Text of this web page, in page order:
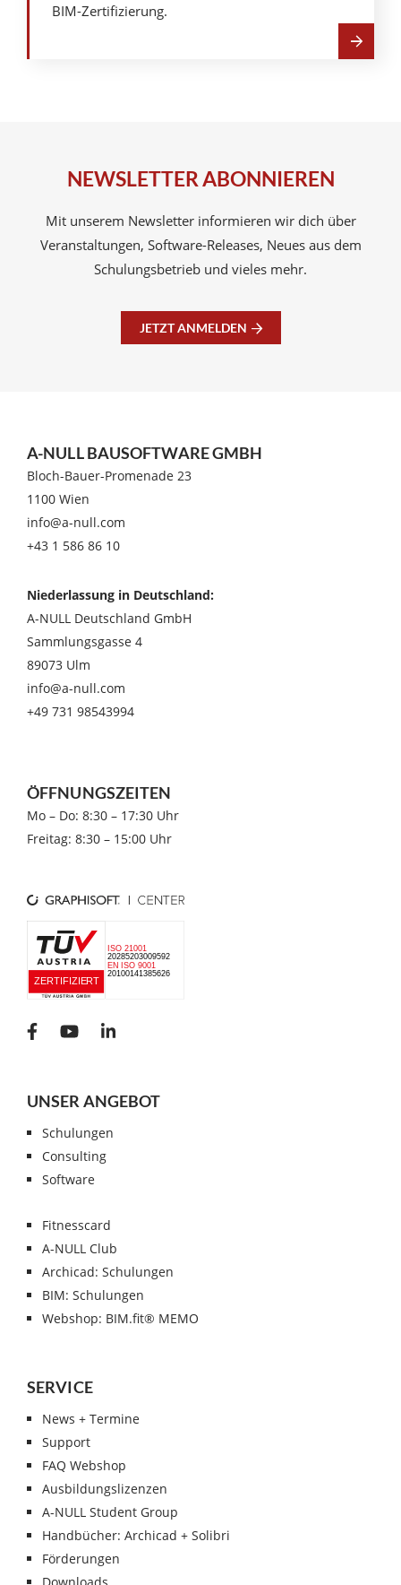
BIM-Zertifizierung.
NEWSLETTER ABONNIEREN
Mit unserem Newsletter informieren wir dich über
Veranstaltungen, Software-Releases, Neues aus dem
Schulungsbetrieb und vieles mehr.
JETZT ANMELDEN
A-NULL BAUSOFTWARE GMBH
Bloch-Bauer-Promenade 23
1100 Wien
info@a-null.com
+43 1 586 86 10
Niederlassung in Deutschland:
A-NULL Deutschland GmbH
Sammlungsgasse 4
89073 Ulm
info@a-null.com
+49 731 98543994
ÖFFNUNGSZEITEN
Mo – Do: 8:30 – 17:30 Uhr
Freitag: 8:30 – 15:00 Uhr
UNSER ANGEBOT
Schulungen
Consulting
Software
Fitnesscard
A-NULL Club
Archicad: Schulungen
BIM: Schulungen
Webshop: BIM.fit® MEMO
SERVICE
News + Termine
Support
FAQ Webshop
Ausbildungslizenzen
A-NULL Student Group
Handbücher: Archicad + Solibri
Förderungen
Downloads